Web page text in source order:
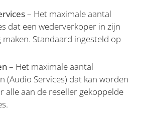
– Het maximale aantal
dat een wederverkoper in zijn
Standaard ingesteld op
– Het maximale aantal
(Audio Services) dat kan worden
alle aan de reseller gekoppelde